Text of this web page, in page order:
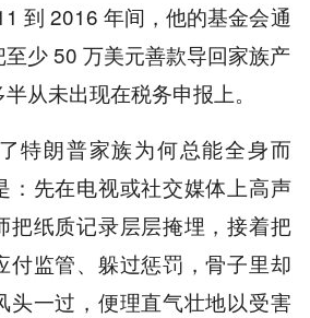
到 2016 年间，他的基金会通
少 50 万美元善款导回家族产
从未出现在税务申报上。
特朗普家族为何总能全身而
：先在电视或社交媒体上高声
把纸质记录层层掩埋，接着把
付监管、躲过惩罚，骨子里却
头一过，便理直气壮地以受害